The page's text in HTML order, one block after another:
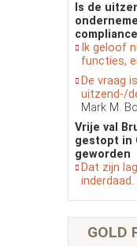
Is de
Ik geloof
functies,
De vraag
uitzend-/
Mark M.
Vrije val
gestopt in
geworden
Dat zijn
inderdaad.
GOLD